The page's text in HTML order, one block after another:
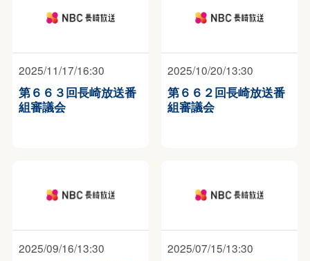
2025/11/17/16:30
第６６３回長崎放送番
組審議会
2025/10/20/13:30
第６６２回長崎放送番
組審議会
2025/09/16/13:30 2025/07/15/13:30